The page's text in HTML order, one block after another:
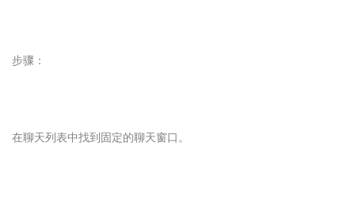
步骤：
在聊天列表中找到固定的聊天窗口。